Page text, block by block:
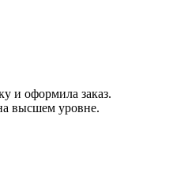
и оформила заказ.
высшем уровне.